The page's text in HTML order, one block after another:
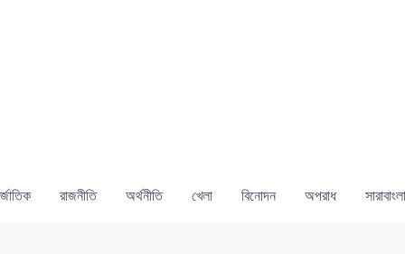
রাজনীতি অর্থনীতি খেলা বিনোদন অপরাধ সারাবাংলা